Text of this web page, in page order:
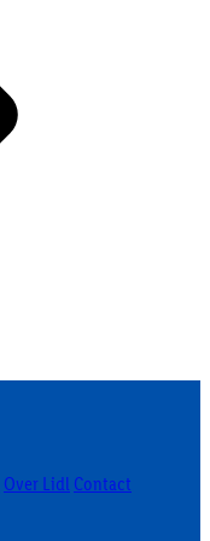
Over Lidl Contact